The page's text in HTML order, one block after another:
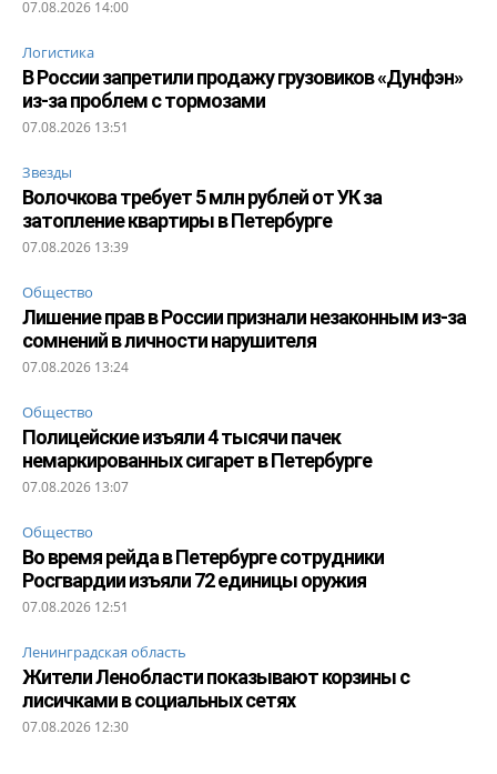
07.08.2026 14:00
Логистика
В России запретили продажу грузовиков «Дунфэн»
из-за проблем с тормозами
07.08.2026 13:51
Звезды
Волочкова требует 5 млн рублей от УК за
затопление квартиры в Петербурге
07.08.2026 13:39
Общество
Лишение прав в России признали незаконным из-за
сомнений в личности нарушителя
07.08.2026 13:24
Общество
Полицейские изъяли 4 тысячи пачек
немаркированных сигарет в Петербурге
07.08.2026 13:07
Общество
Во время рейда в Петербурге сотрудники
Росгвардии изъяли 72 единицы оружия
07.08.2026 12:51
Ленинградская область
Жители Ленобласти показывают корзины с
лисичками в социальных сетях
07.08.2026 12:30